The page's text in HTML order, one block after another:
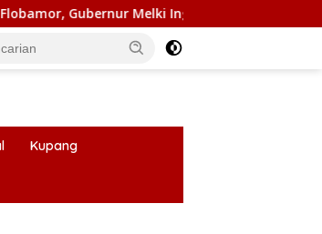
Gubernur Melki Ingatkan Jangan Terburu – Buru
Kupang